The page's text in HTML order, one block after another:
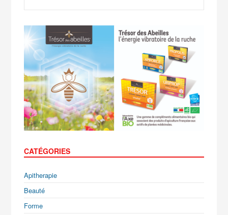
CATÉGORIES
Apitherapie
Beauté
Forme